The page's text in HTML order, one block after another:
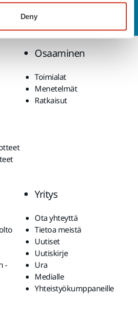
Deny
Ota yhteyttäja asiantunteva
kaikkiin kysymyksiisi.
Osaaminen
Toimialat
Menetelmät
Ratkaisut
-
Yritys
Ota yhteyttä
Tietoa meistä
Uutiset
Uutiskirje
Ura
Medialle
Yhteistyökumppaneille